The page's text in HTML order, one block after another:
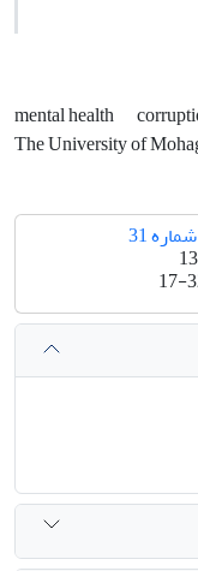
mental health
The University of
17-